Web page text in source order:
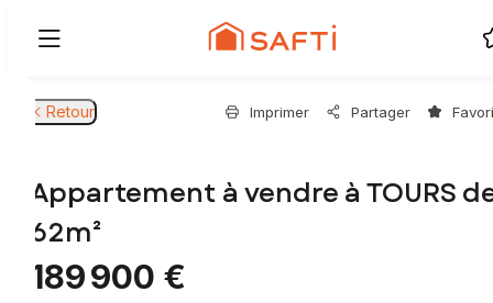
Retour Imprimer Partager
Appartement à vendre à TOURS
62m²
189 900 €